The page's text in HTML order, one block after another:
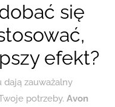
się
efekt?
dają zauważalny
potrzeby. Avon